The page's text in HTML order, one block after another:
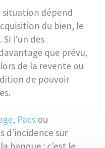
dépend
du bien, le
Si l'un des
que prévu,
de la revente ou
de pouvoir
, Pacs ou
d'incidence sur